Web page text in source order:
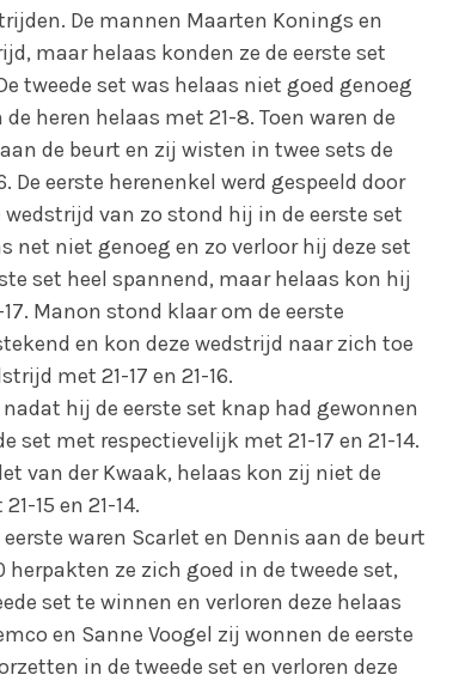
De mannen Maarten Konings en
maar helaas konden ze de eerste set
tweede set was helaas niet goed genoeg
heren helaas met 21-8. Toen waren de
de beurt en zij wisten in twee sets de
De eerste herenenkel werd gespeeld door
van zo stond hij in de eerste set
niet genoeg en zo verloor hij deze set
set heel spannend, maar helaas kon hij
Manon stond klaar om de eerste
en kon deze wedstrijd naar zich toe
met 21-17 en 21-16.
hij de eerste set knap had gewonnen
set met respectievelijk met 21-17 en 21-14.
van der Kwaak, helaas kon zij niet de
15 en 21-14.
waren Scarlet en Dennis aan de beurt
herpakten ze zich goed in de tweede set,
set te winnen en verloren deze helaas
en Sanne Voogel zij wonnen de eerste
in de tweede set en verloren deze